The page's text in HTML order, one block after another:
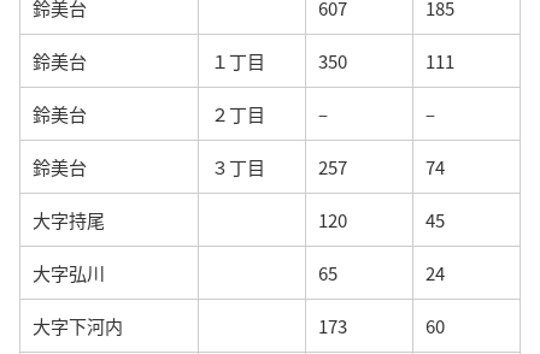
鈴美台 607 185
鈴美台 １丁目 350 111
鈴美台 ２丁目 – –
鈴美台 ３丁目 257 74
大字持尾 120 45
大字弘川 65 24
大字下河内 173 60